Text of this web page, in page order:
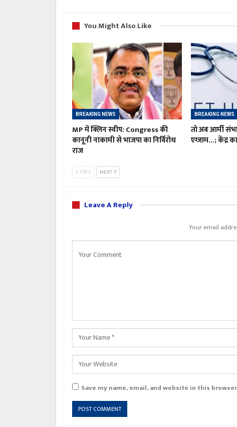
You Might Also Like
BREAKING NEWS
MP में क्लिन स्वीप: Congress की
कानूनी नाकामी से भाजपा का निर्विरोध
राज
BREAKING NEWS
तो अब आर्मी
एग्जाम…; केंद्र
PREV NEXT
Leave A Reply
Your email
Save my name, email, and website in this